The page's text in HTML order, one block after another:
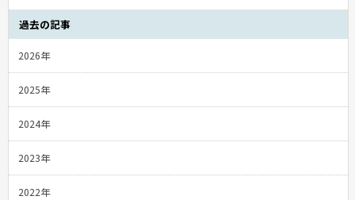
過去の記事
2026年
2025年
2024年
2023年
2022年